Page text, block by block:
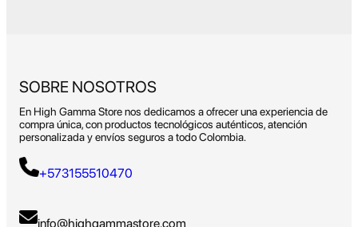
SOBRE NOSOTROS
En High Gamma Store nos dedicamos a ofrecer una experiencia de
compra única, con productos tecnológicos auténticos, atención
personalizada y envíos seguros a todo Colombia.
+573155510470
info@highgammastore.com